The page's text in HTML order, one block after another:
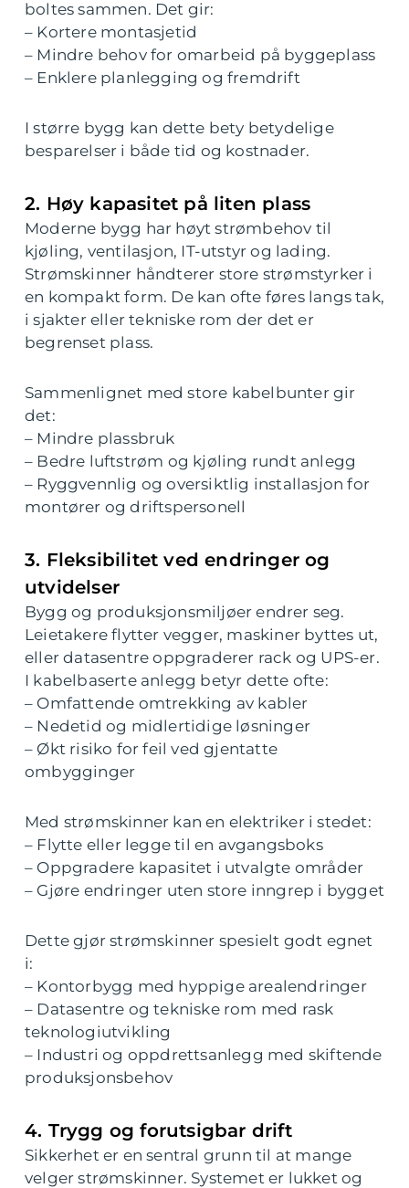
boltes sammen. Det gir:
– Kortere montasjetid
– Mindre behov for omarbeid på byggeplass
– Enklere planlegging og fremdrift
I større bygg kan dette bety betydelige
besparelser i både tid og kostnader.
2. Høy kapasitet på liten plass
Moderne bygg har høyt strømbehov til
kjøling, ventilasjon, IT-utstyr og lading.
Strømskinner håndterer store strømstyrker i
en kompakt form. De kan ofte føres langs tak,
i sjakter eller tekniske rom der det er
begrenset plass.
Sammenlignet med store kabelbunter gir
det:
– Mindre plassbruk
– Bedre luftstrøm og kjøling rundt anlegg
– Ryggvennlig og oversiktlig installasjon for
montører og driftspersonell
3. Fleksibilitet ved endringer og
utvidelser
Bygg og produksjonsmiljøer endrer seg.
Leietakere flytter vegger, maskiner byttes ut,
eller datasentre oppgraderer rack og UPS-er.
I kabelbaserte anlegg betyr dette ofte:
– Omfattende omtrekking av kabler
– Nedetid og midlertidige løsninger
– Økt risiko for feil ved gjentatte
ombygginger
Med strømskinner kan en elektriker i stedet:
– Flytte eller legge til en avgangsboks
– Oppgradere kapasitet i utvalgte områder
– Gjøre endringer uten store inngrep i bygget
Dette gjør strømskinner spesielt godt egnet
i:
– Kontorbygg med hyppige arealendringer
– Datasentre og tekniske rom med rask
teknologiutvikling
– Industri og oppdrettsanlegg med skiftende
produksjonsbehov
4. Trygg og forutsigbar drift
Sikkerhet er en sentral grunn til at mange
velger strømskinner. Systemet er lukket og